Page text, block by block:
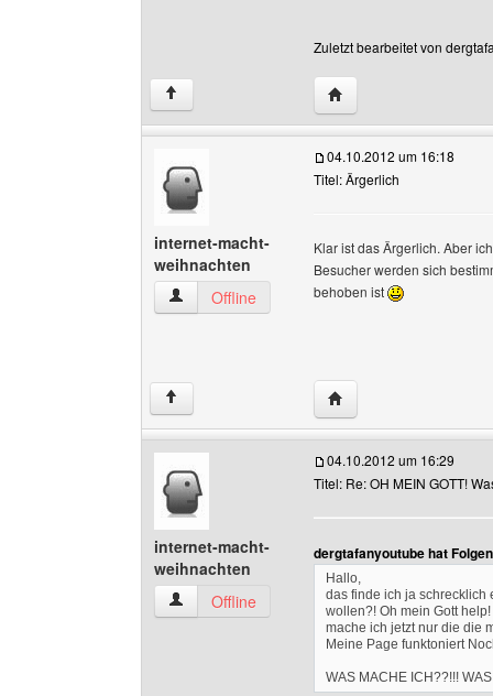
Zuletzt bearbeitet von
↑ Website dieses
internet-macht-
weihnachten
internet-macht-weihnachten Benutzer-Profile
Offline
04.10.2012 um 16:18
Titel: Ärgerlich
Klar ist das Ärgerlich. Aber
Besucher werden sich
behoben ist
↑ Website dieses
internet-macht-
weihnachten
internet-macht-weihnachten Benutzer-Profile
Offline
04.10.2012 um 16:29
Titel: Re: OH MEIN GOTT!
dergtafanyoutube hat
Hallo,
das finde ich ja schrecklich
wollen?! Oh mein Gott
mache ich jetzt nur die die
Meine Page funktoniert
WAS MACHE ICH??!!!